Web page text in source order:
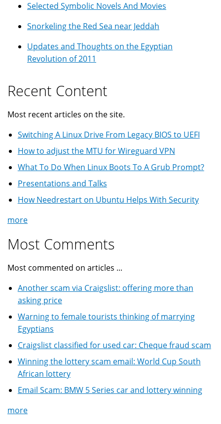
Selected Symbolic Novels And Movies
Snorkeling the Red Sea near Jeddah
Updates and Thoughts on the Egyptian
Revolution of 2011
Recent Content
Most recent articles on the site.
Switching A Linux Drive From Legacy BIOS to UEFI
How to adjust the MTU for Wireguard VPN
What To Do When Linux Boots To A Grub Prompt?
Presentations and Talks
How Needrestart on Ubuntu Helps With Security
more
Most Comments
Most commented on articles ...
Another scam via Craigslist: offering more than
asking price
Warning to female tourists thinking of marrying
Egyptians
Craigslist classified for used car: Cheque fraud scam
Winning the lottery scam email: World Cup South
African lottery
Email Scam: BMW 5 Series car and lottery winning
more